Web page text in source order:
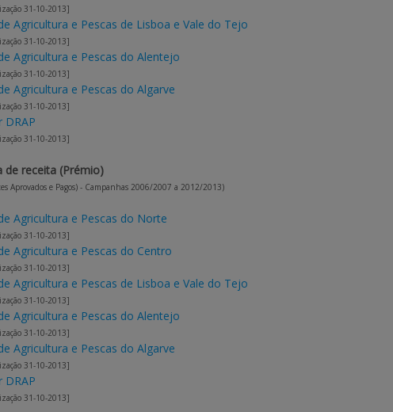
31-10-2013]
Agricultura e Pescas de Lisboa e Vale do Tejo
31-10-2013]
Agricultura e Pescas do Alentejo
31-10-2013]
Agricultura e Pescas do Algarve
31-10-2013]
DRAP
31-10-2013]
de receita (Prémio)
Aprovados e Pagos) - Campanhas 2006/2007 a 2012/2013)
Agricultura e Pescas do Norte
31-10-2013]
Agricultura e Pescas do Centro
31-10-2013]
Agricultura e Pescas de Lisboa e Vale do Tejo
31-10-2013]
Agricultura e Pescas do Alentejo
31-10-2013]
Agricultura e Pescas do Algarve
31-10-2013]
DRAP
31-10-2013]